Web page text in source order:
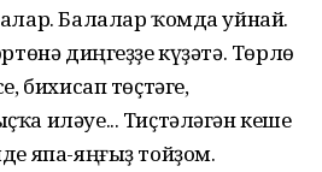
Балалар ҡомда уйнай.
диңгеҙҙе күҙәтә. Төрлө
бихисап төҫтәге,
иләуе... Тиҫтәләгән кеше
япа-яңғыҙ тойҙом.